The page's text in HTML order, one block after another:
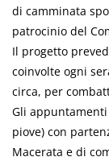
di camminata
patrocinio del
Il progetto
coinvolte ogni
circa, per
Gli
piove) con
Macerata e di